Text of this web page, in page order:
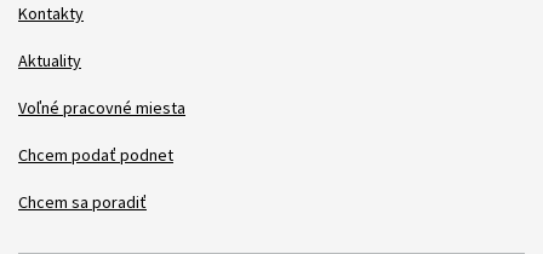
Kontakty
Aktuality
Voľné pracovné miesta
Chcem podať podnet
Chcem sa poradiť